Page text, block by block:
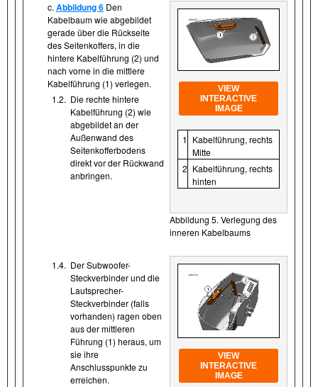
c. Abbildung 6 Den
Kabelbaum wie abgebildet
gerade über die Rückseite
des Seitenkoffers, in die
hintere Kabelführung (2) und
nach vorne in die mittlere
Kabelführung (1) verlegen.
1.2. Die rechte hintere
Kabelführung (2) wie
abgebildet an der
Außenwand des
Seitenkofferbodens
direkt vor der Rückwand
anbringen.
VIEW
INTERACTIVE
IMAGE
1 Kabelführung, rechts
Mitte
2 Kabelführung, rechts
hinten
Abbildung 5. Verlegung des
inneren Kabelbaums
1.4. Der Subwoofer-
Steckverbinder und die
Lautsprecher-
Steckverbinder (falls
vorhanden) ragen oben
aus der mittleren
Führung (1) heraus, um
sie ihre
Anschlusspunkte zu
erreichen.
VIEW
INTERACTIVE
IMAGE